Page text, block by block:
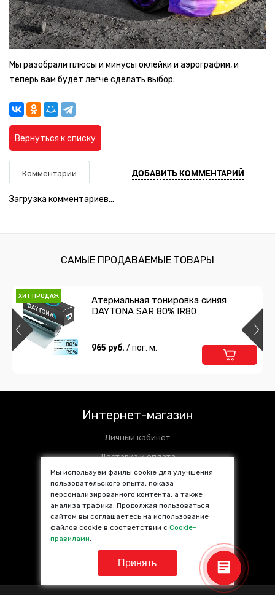
Мы разобрали плюсы и минусы оклейки и аэрографии, и
теперь вам будет легче сделать выбор.
Вернуться к списку
Комментарии ДОБАВИТЬ КОММЕНТАРИЙ
Загрузка комментариев...
САМЫЕ ПРОДАВАЕМЫЕ ТОВАРЫ
ХИТ ПРОДАЖ
Атермальная тонировка синяя
DAYTONA SAR 80% IR80
965 руб. / пог. м.
Интернет-магазин
Личный кабинет
Доставка и оплата
Установочные центры
Контакты
SALE %
Популярные товары
Мы используем файлы cookie для улучшения
пользовательского опыта, показа
персонализированного контента, а также
анализа трафика. Продолжая пользоваться
сайтом вы соглашаетесь на использование
файлов cookie в соответствии сCookie-
правилами.
Принять